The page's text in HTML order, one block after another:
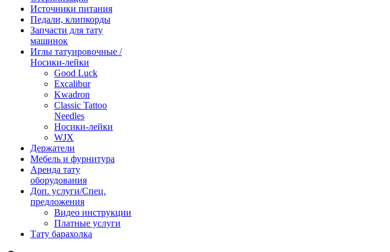
Источники питания
Педали, клипкорды
Запчасти для тату
машинок
Иглы татуировочные /
Носики-лейки
Good Luck
Excalibur
Kwadron
Classic Tattoo
Needles
Носики-лейки
WJX
Держатели
Мебель и фурнитура
Аренда тату
оборудования
Доп. услуги/Спец.
предложения
Видео инструкции
Платные услуги
Тату барахолка